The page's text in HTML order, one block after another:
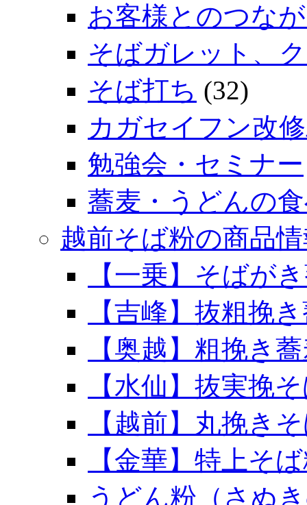
お客様とのつな
そばガレット、
そば打ち (32)
カガセイフン改
勉強会・セミナー
蕎麦・うどんの
越前そば粉の商品
【一乗】そばが
【吉峰】抜粗挽
【奥越】粗挽き
【水仙】抜実挽
【越前】丸挽き
【金華】特上そ
うどん粉（さぬ